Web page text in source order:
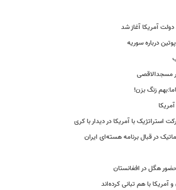
آمریکا آغاز شد
درباره سوریه
مسجدالاقصی
زنگ بزن!
استراتژیک با آمریکا در دیدار با کری
در قبال برنامه هسته‌ای ایران
حضور هگل در افغانستان
آمریکا با هم تبانی کرده‌اند